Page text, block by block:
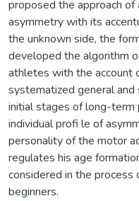
proposed the approach of
asymmetry with its
the unknown side, the
developed the algorithm
athletes with the account
systematized general
initial stages of long-term
individual profi le of
personality of the motor
regulates his age
considered in the
beginners.